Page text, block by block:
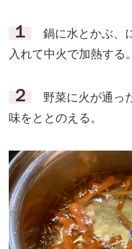
１
鍋に水とかぶ、
入れて中火で加熱する。
２
野菜に火が通っ
味をととのえる。